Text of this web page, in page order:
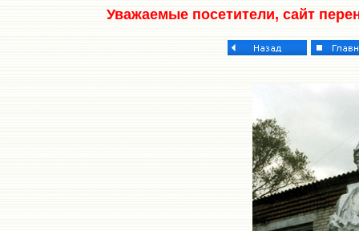
Уважаемые посетители, сайт